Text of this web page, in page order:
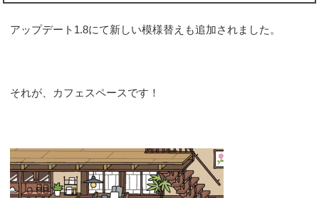
アップデート1.8にて新しい模様替えも追加されました。
それが、カフェスペースです！